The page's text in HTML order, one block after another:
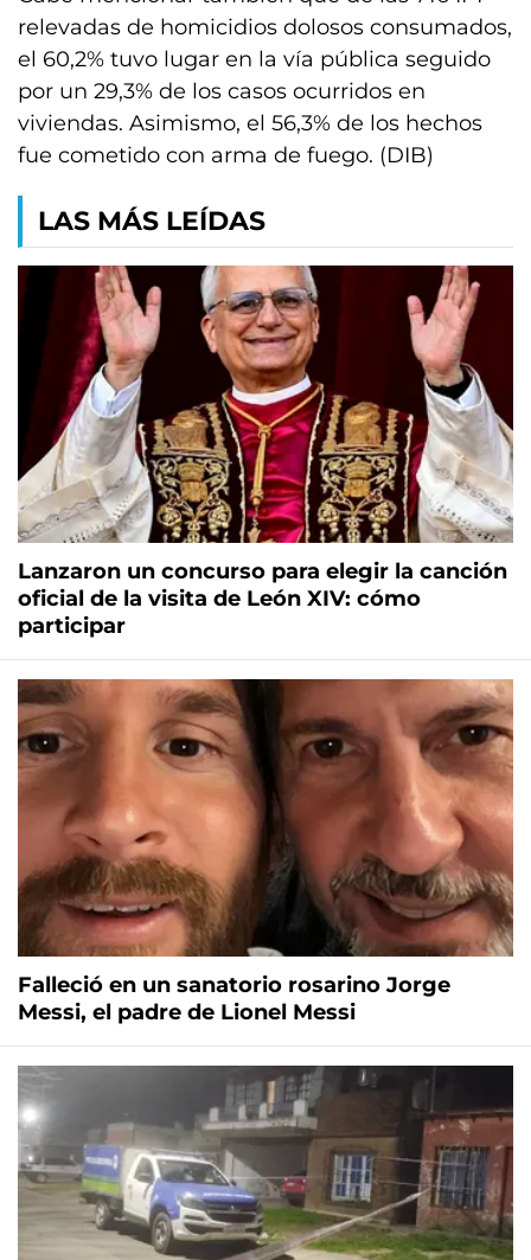
relevadas de homicidios dolosos consumados,
el 60,2% tuvo lugar en la vía pública seguido
por un 29,3% de los casos ocurridos en
viviendas. Asimismo, el 56,3% de los hechos
fue cometido con arma de fuego. (DIB)
LAS MÁS LEÍDAS
Lanzaron un concurso para elegir la canción
oficial de la visita de León XIV: cómo
participar
Falleció en un sanatorio rosarino Jorge
Messi, el padre de Lionel Messi